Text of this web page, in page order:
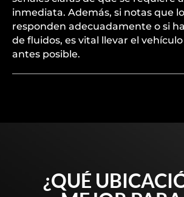
inmediata. Además, si notas que
responden adecuadamente o si
de fluidos, es vital llevar el
antes posible.
¿QUÉ